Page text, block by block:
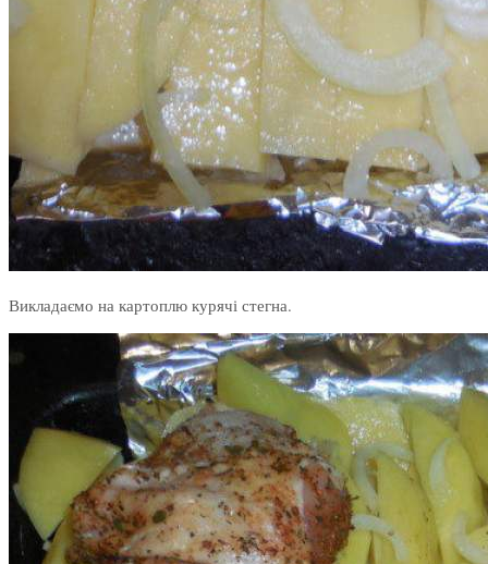
Викладаємо на картоплю курячі стегна.